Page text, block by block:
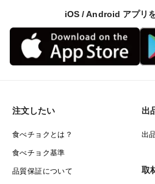
iOS / Android アプリ
注文したい
食べチョクとは？
食べチョク基準
品質保証について
出
出
取